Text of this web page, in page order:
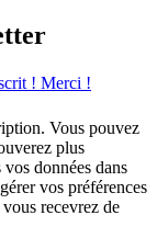
! Merci !
Vous pouvez
plus
données dans
vos préférences
recevrez de